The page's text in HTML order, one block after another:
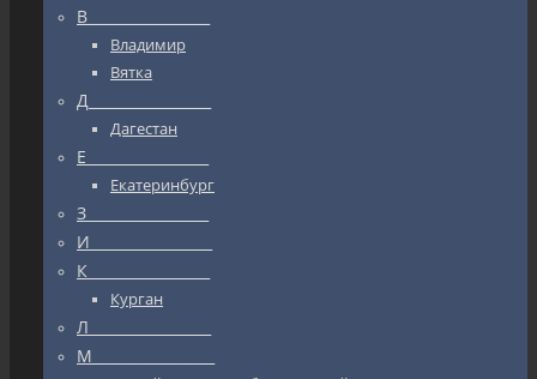
В_________________
Владимир
Вятка
Д_________________
Дагестан
Е_________________
Екатеринбург
З_________________
И_________________
К_________________
Курган
Л_________________
М_________________